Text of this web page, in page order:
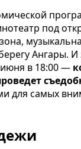
под
Ангары. И
июня в 18:00 —
для самых